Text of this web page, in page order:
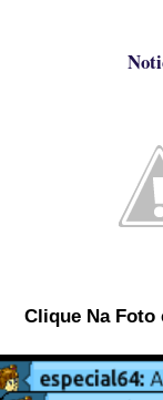
Clique Na Foto